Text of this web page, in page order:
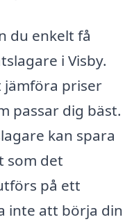
du enkelt få
i Visby.
jämföra priser
passar dig bäst.
kan spara
som det
på ett
inte att börja din